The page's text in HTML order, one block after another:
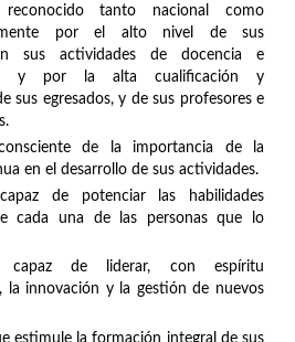
tanto nacional como
por el alto nivel de sus
sus actividades de docencia e
y por la alta cualificación y
sus egresados, y de sus profesores e
de la importancia de la
en el desarrollo de sus actividades.
de potenciar las habilidades
cada una de las personas que lo
capaz de liderar, con espíritu
la innovación y la gestión de nuevos
estimule la formación integral de sus